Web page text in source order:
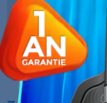
Épaisseur
Tissu
Références